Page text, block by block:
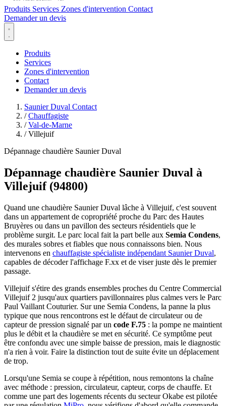
Produits Services Zones d'intervention Contact
Demander un devis
Produits
Services
Zones d'intervention
Contact
Demander un devis
Saunier Duval Contact
/ Chauffagiste
/ Val-de-Marne
/ Villejuif
Dépannage chaudière Saunier Duval
Dépannage chaudière Saunier Duval à
Villejuif (94800)
Quand une chaudière Saunier Duval lâche à Villejuif, c'est souvent
dans un appartement de copropriété proche du Parc des Hautes
Bruyères ou dans un pavillon des secteurs résidentiels que le
problème surgit. Le parc local fait la part belle aux Semia Condens,
des murales sobres et fiables que nous connaissons bien. Nous
intervenons en chauffagiste spécialiste indépendant Saunier Duval,
capables de décoder l'affichage F.xx et de viser juste dès le premier
passage.
Villejuif s'étire des grands ensembles proches du Centre Commercial
Villejuif 2 jusqu'aux quartiers pavillonnaires plus calmes vers le Parc
Paul Vaillant Couturier. Sur une Semia Condens, la panne la plus
typique que nous rencontrons est le défaut de circulateur ou de
capteur de pression signalé par un code F.75 : la pompe ne maintient
plus le débit et la chaudière se met en sécurité. Ce symptôme peut
être confondu avec une simple baisse de pression, mais le diagnostic
n'a rien à voir. Faire la distinction tout de suite évite un déplacement
de trop.
Lorsqu'une Semia se coupe à répétition, nous remontons la chaîne
avec méthode : pression, circulateur, capteur, corps de chauffe. Et
comme une part des logements récents du secteur Okabe est pilotée